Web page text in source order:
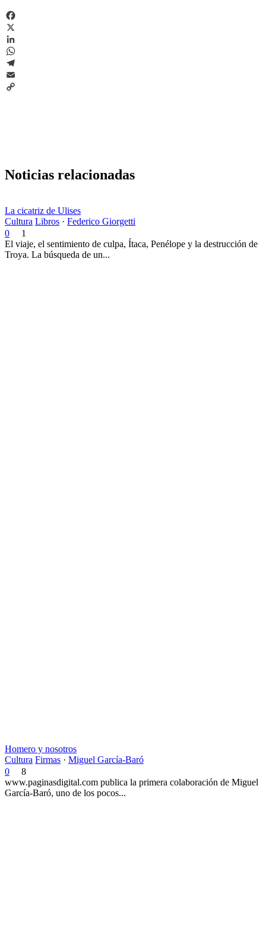
Facebook
X
LinkedIn
WhatsApp
Telegram
Email
Noticias relacionadas
La cicatriz de Ulises
Cultura Libros · Federico Giorgetti
0
1
El viaje, el sentimiento de culpa, Ítaca, Penélope y la destrucción de
Troya. La búsqueda de un...
Homero y nosotros
Cultura Firmas · Miguel García-Baró
0
8
www.paginasdigital.com publica la primera colaboración de Miguel
García-Baró, uno de los pocos...